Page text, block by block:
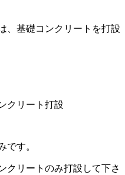
、基礎コンクリートを打設
クリート打設
です。
クリートのみ打設して下さ